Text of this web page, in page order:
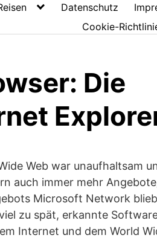
Datenschutz
Cookie-
Die
Web war unaufhaltsam
auch immer mehr
Microsoft Network
zu spät, erkannte
Internet und dem World